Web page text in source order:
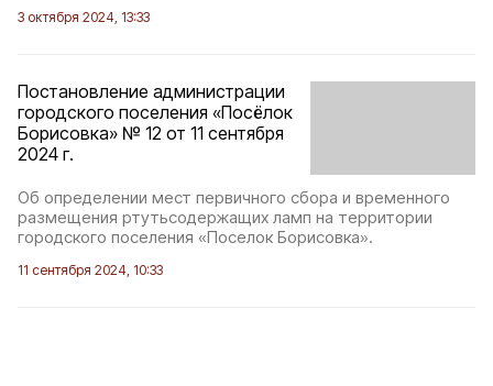
3 октября 2024, 13:33
Постановление администрации
городского поселения «Посёлок
Борисовка» № 12 от 11 сентября
2024 г.
Об определении мест первичного сбора и временного
размещения ртутьсодержащих ламп на территории
городского поселения «Поселок Борисовка».
11 сентября 2024, 10:33